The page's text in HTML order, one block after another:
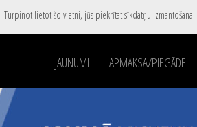
lietot šo vietni, jūs piekrītat sīkdatņu izmantošanai.
JAUNUMI APMAKSA/PIEGĀDE